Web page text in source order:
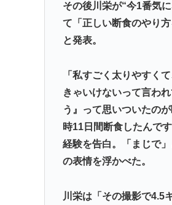
その後川栄が“今1番気
て「正しい断食のやり方
と発表。
「私すごく太りやすく
きゃいけないって言わ
う』って思いついたの
時11日間断食したんで
経験を告白。「まじで
の表情を浮かべた。
川栄は「その撮影で4.5